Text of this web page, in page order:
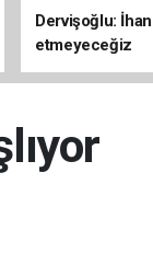
Dervişoğlu:
etmeyeceğiz